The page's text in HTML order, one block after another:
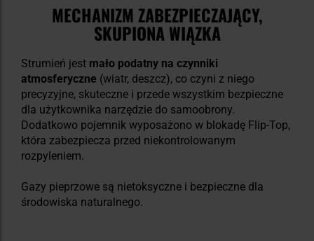
MECHANIZM ZABEZPIECZAJĄCY,
SKUPIONA WIĄZKA
Strumień jest mało podatny na czynniki
atmosferyczne (wiatr, deszcz), co czyni z niego
precyzyjne, skuteczne i przede wszystkim bezpieczne
dla użytkownika narzędzie do samoobrony.
Dodatkowo pojemnik wyposażono w blokadę Flip-Top,
która zabezpiecza przed niekontrolowanym
rozpyleniem.
Gazy pieprzowe są nietoksyczne i bezpieczne dla
środowiska naturalnego.